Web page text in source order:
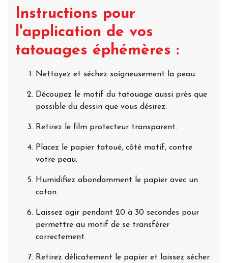
Instructions pour
l'application de vos
tatouages éphémères :
Nettoyez et séchez soigneusement la peau.
Découpez le motif du tatouage aussi près que
possible du dessin que vous désirez.
Retirez le film protecteur transparent.
Placez le papier tatoué, côté motif, contre
votre peau.
Humidifiez abondamment le papier avec un
coton.
Laissez agir pendant 20 à 30 secondes pour
permettre au motif de se transférer
correctement.
Retirez délicatement le papier et laissez sécher.